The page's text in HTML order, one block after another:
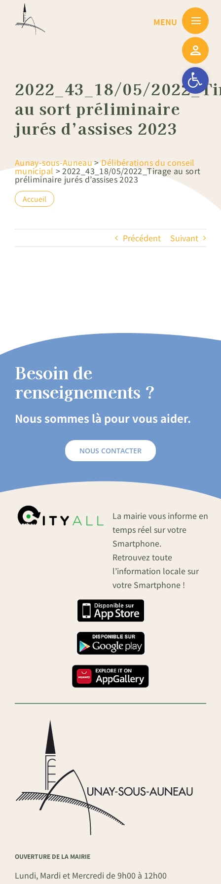
Ouvrir la
2022_43_18/05/
au sort préliminaire
jurés d’assises 2023
Aunay-sous-Auneau>Délibérations du conseil
municipal >2022_43_18/05/2022_Tirage au sort
préliminaire jurés d’assises 2023
Accueil
Précédent Suivant
Besoin de
renseignements ?
Nous sommes là pour vous aider.
NOUS CONTACTER
La mairie vous informe en
temps réel sur votre
Smartphone.
Retrouvez toute
l’information locale sur
votre Smartphone !
OUVERTURE DE LA MAIRIE
Lundi, Mardi et Mercredi de 9h00 à 12h00